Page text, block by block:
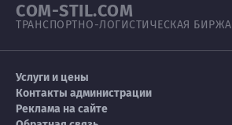
COM-STIL.COM
ТРАНСПОРТНО-ЛОГИСТИЧЕСКАЯ БИРЖА
Услуги и цены
Контакты администрации
Реклама на сайте